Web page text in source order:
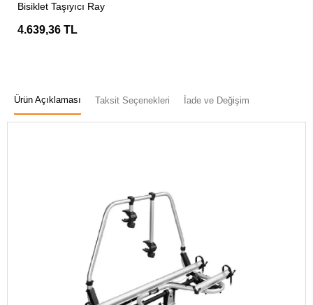
Bisiklet Taşıyıcı Ray
4.639,36 TL
Ürün Açıklaması Taksit Seçenekleri İade ve Değişim